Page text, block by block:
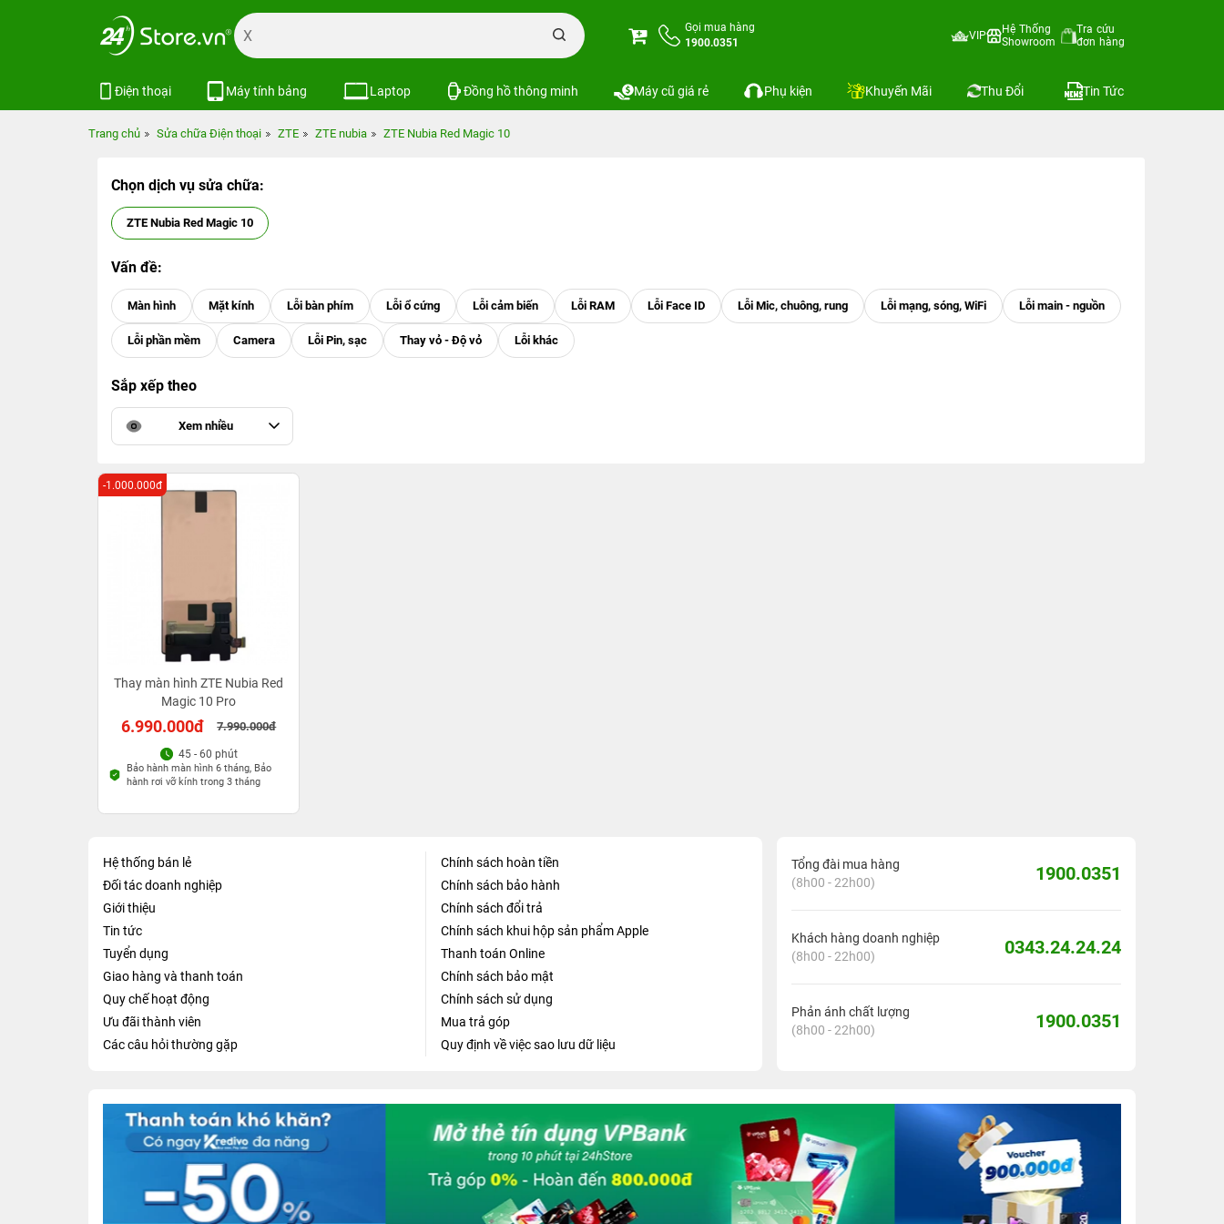
Gọi mua hàng
1900.0351
VIP
Hệ Thống
Showroom
Tra cứu
đơn hàng
Điện thoại Máy tính bảng Laptop Đồng hồ thông minh Máy cũ giá rẻ Phụ kiện Khuyến Mãi Thu Đổi Tin Tức
Trang chủ Sửa chữa Điện thoại ZTE ZTE nubia ZTE Nubia Red Magic 10
Chọn dịch vụ sửa chữa:
ZTE Nubia Red Magic 10
Vấn đề:
Sắp xếp theo
Xem nhiều
Thay màn hình ZTE Nubia Red
Magic 10 Pro
6.990.000đ 7.990.000đ
-1.000.000đ
45 - 60 phút
Bảo hành màn hình 6 tháng, Bảo
hành rơi vỡ kính trong 3 tháng
Hệ thống bán lẻ
Đối tác doanh nghiệp
Giới thiệu
Tin tức
Tuyển dụng
Giao hàng và thanh toán
Quy chế hoạt động
Ưu đãi thành viên
Các câu hỏi thường gặp
Chính sách hoàn tiền
Chính sách bảo hành
Chính sách đổi trả
Chính sách khui hộp sản phẩm Apple
Thanh toán Online
Chính sách bảo mật
Chính sách sử dụng
Mua trả góp
Quy định về việc sao lưu dữ liệu
Tổng đài mua hàng
(8h00 - 22h00)
1900.0351
Khách hàng doanh nghiệp
(8h00 - 22h00)
0343.24.24.24
Phản ánh chất lượng
(8h00 - 22h00)
1900.0351